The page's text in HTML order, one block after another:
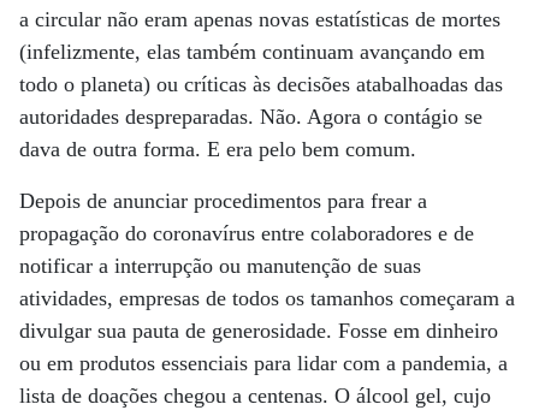
a circular não eram apenas novas estatísticas de mortes
(infelizmente, elas também continuam avançando em
todo o planeta) ou críticas às decisões atabalhoadas das
autoridades despreparadas. Não. Agora o contágio se
dava de outra forma. E era pelo bem comum.
Depois de anunciar procedimentos para frear a
propagação do coronavírus entre colaboradores e de
notificar a interrupção ou manutenção de suas
atividades, empresas de todos os tamanhos começaram a
divulgar sua pauta de generosidade. Fosse em dinheiro
ou em produtos essenciais para lidar com a pandemia, a
lista de doações chegou a centenas. O álcool gel, cujo